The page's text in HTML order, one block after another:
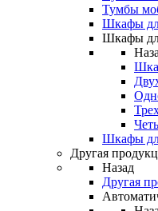
Тумбы
Шкафы
Шкафы
Шкафы
Другая
Назад
Другая